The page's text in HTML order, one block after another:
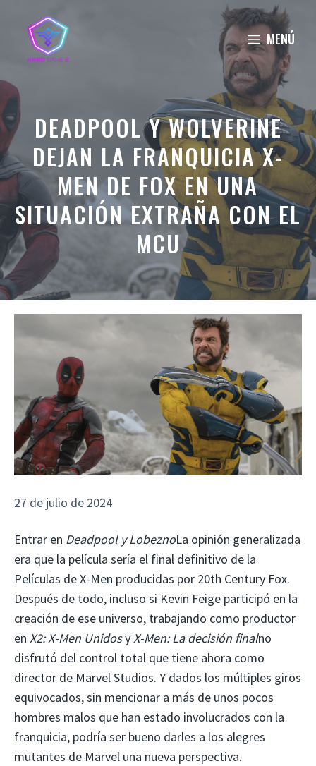
contenido
MENÚ
DEADPOOL Y WOLVERINE
DEJAN LA FRANQUICIA X-
MEN DE FOX EN UNA
SITUACIÓN EXTRAÑA CON EL
MCU
27 de julio de 2024
Entrar en Deadpool y LobeznoLa opinión generalizada
era que la película sería el final definitivo de la
Películas de X-Men producidas por 20th Century Fox.
Después de todo, incluso si Kevin Feige participó en la
creación de ese universo, trabajando como productor
en X2: X-Men UnidosyX-Men: La decisión finalno
disfrutó del control total que tiene ahora como
director de Marvel Studios. Y dados los múltiples giros
equivocados, sin mencionar a más de unos pocos
hombres malos que han estado involucrados con la
franquicia, podría ser bueno darles a los alegres
mutantes de Marvel una nueva perspectiva.